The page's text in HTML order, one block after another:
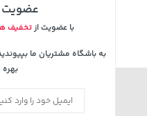
145,900
عضویت
با عضویت ازتخفیف
به باشگاه مشتریان ما